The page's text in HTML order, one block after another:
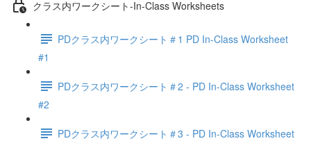
クラス内ワークシート-In-Class Worksheets
PDクラス内ワークシート＃1 PD In-Class Worksheet
#1
PDクラス内ワークシート＃2 - PD In-Class Worksheet
#2
PDクラス内ワークシート＃3 - PD In-Class Worksheet